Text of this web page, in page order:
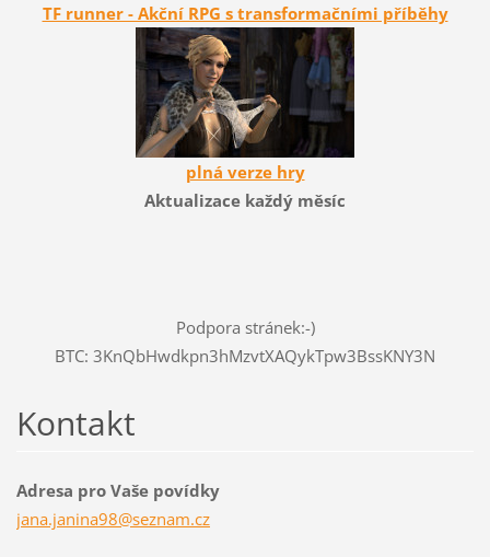
TF runner - Akční RPG s transformačními příběhy
plná verze hry
Aktualizace každý měsíc
Podpora stránek:-)
BTC: 3KnQbHwdkpn3hMzvtXAQykTpw3BssKNY3N
Kontakt
Adresa pro Vaše povídky
jana.janina98@seznam.cz